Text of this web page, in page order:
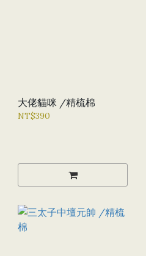
大佬貓咪 /精梳棉
NT$390